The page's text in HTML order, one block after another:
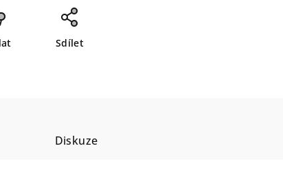
Sdílet
Diskuze